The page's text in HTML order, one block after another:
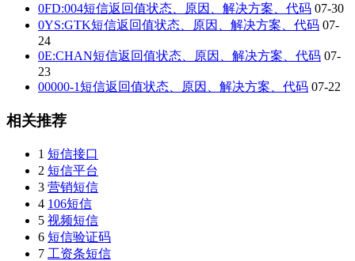
0FD:004短信返回值状态、原因、解决方案、代码 07-30
0YS:GTK短信返回值状态、原因、解决方案、代码 07-
24
0E:CHAN短信返回值状态、原因、解决方案、代码 07-
23
00000-1短信返回值状态、原因、解决方案、代码 07-22
相关推荐
1 短信接口
2 短信平台
3 营销短信
4 106短信
5 视频短信
6 短信验证码
7 工资条短信